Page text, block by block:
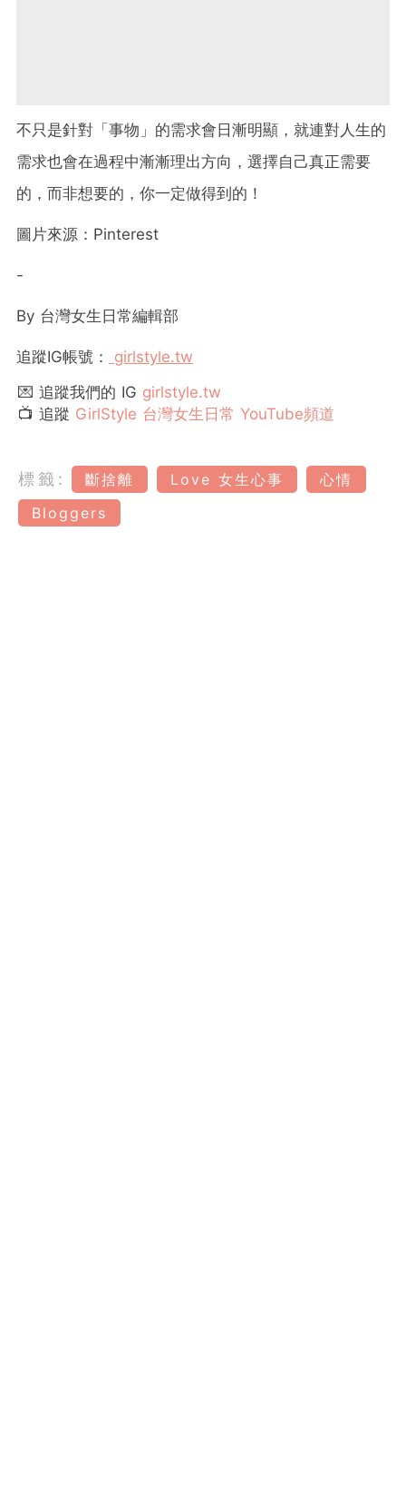
不只是針對「事物」的需求會日漸明顯，就連對人生的
需求也會在過程中漸漸理出方向，選擇自己真正需要
的，而非想要的，你一定做得到的！
圖片來源：Pinterest
-
By 台灣女生日常編輯部
追蹤IG帳號：
girlstyle.tw
💌 追蹤我們的 IG girlstyle.tw
📺 追蹤 GirlStyle 台灣女生日常 YouTube頻道
標籤: 斷捨離 Love 女生心事
心情
Bloggers